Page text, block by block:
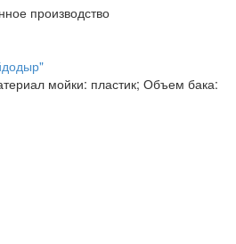
мойки: пластик; Объем бака: